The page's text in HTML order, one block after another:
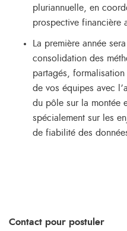
pluriannuelle, en
prospective financière
La première année
consolidation des
partagés,
de vos équipes avec
du pôle sur la montée
spécialement sur les
de fiabilité des
Contact pour postuler